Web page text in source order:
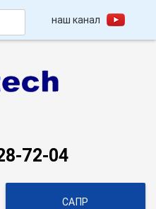
наш канал
72-04
САПР